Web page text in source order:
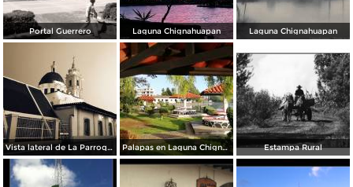
Portal Guerrero Laguna Chignahuapan Laguna Chignahuapan
Vista lateral de La Parroquia Palapas en Laguna Chignahuapan Estampa Rural